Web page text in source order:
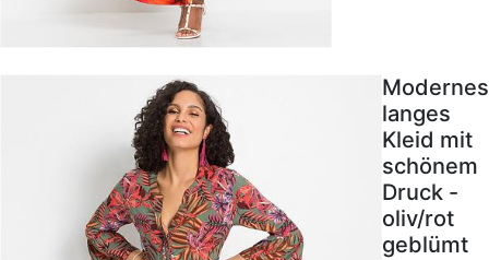
Modernes
langes
Kleid mit
schönem
Druck -
oliv/rot
geblümt